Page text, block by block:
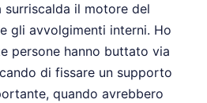
surriscalda il motore del
gli avvolgimenti interni. Ho
persone hanno buttato via
di fissare un supporto
quando avrebbero